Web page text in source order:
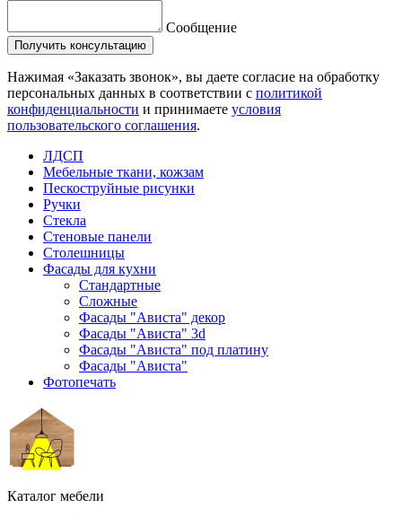
Сообщение
Нажимая «Заказать звонок», вы даете согласие на обработку
персональных данных в соответствии с политикой
конфиденциальности и принимаете условия
пользовательского соглашения.
ЛДСП
Мебельные ткани, кожзам
Пескоструйные рисунки
Ручки
Стекла
Стеновые панели
Столешницы
Фасады для кухни
Стандартные
Сложные
Фасады "Ависта" декор
Фасады "Ависта" 3d
Фасады "Ависта" под платину
Фасады "Ависта"
Фотопечать
Каталог мебели